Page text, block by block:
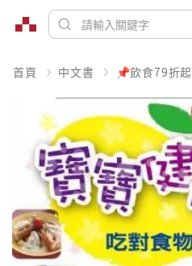
首頁 中文書 📌飲食79折起